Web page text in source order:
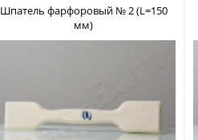
Шпатель фарфоровый № 2 (L=150
мм)